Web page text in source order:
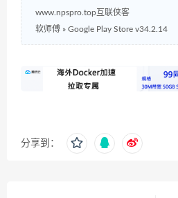
www.npspro.top互联侠客
软师傅 » Google Play Store v34.2.14
分享到：